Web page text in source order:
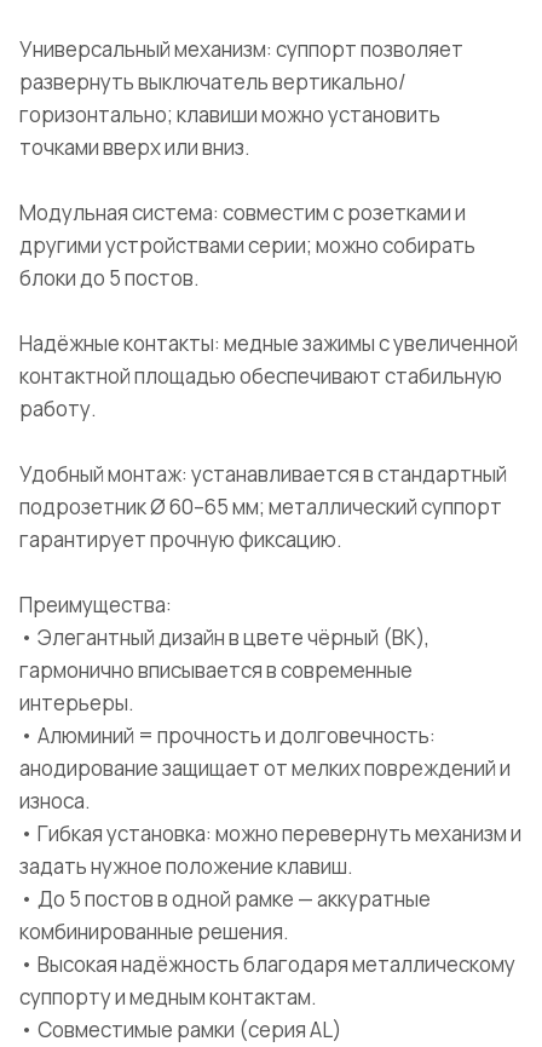
Универсальный механизм: суппорт позволяет
развернуть выключатель вертикально/
горизонтально; клавиши можно установить
точками вверх или вниз.
Модульная система: совместим с розетками и
другими устройствами серии; можно собирать
блоки до 5 постов.
Надёжные контакты: медные зажимы с увеличенной
контактной площадью обеспечивают стабильную
работу.
Удобный монтаж: устанавливается в стандартный
подрозетник Ø 60–65 мм; металлический суппорт
гарантирует прочную фиксацию.
Преимущества:
• Элегантный дизайн в цвете чёрный (BK),
гармонично вписывается в современные
интерьеры.
• Алюминий = прочность и долговечность:
анодирование защищает от мелких повреждений и
износа.
• Гибкая установка: можно перевернуть механизм и
задать нужное положение клавиш.
• До 5 постов в одной рамке — аккуратные
комбинированные решения.
• Высокая надёжность благодаря металлическому
суппорту и медным контактам.
• Совместимые рамки (серия AL)